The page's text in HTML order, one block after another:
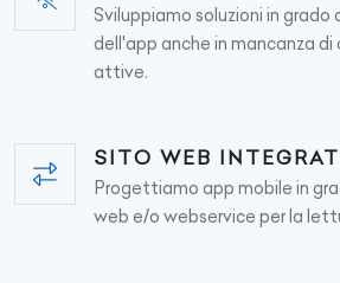
Sviluppiamo soluzioni in grado
dell'app anche in mancanza di
attive.
SITO WEB
Progettiamo app mobile in
web e/o webservice per la